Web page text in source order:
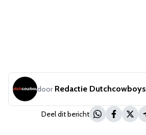
door Redactie Dutchcowboys
Deel dit bericht